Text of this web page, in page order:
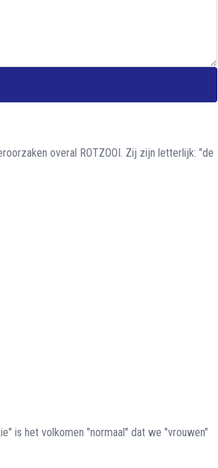
overal ROTZOOI. Zij zijn letterlijk: "de
is het volkomen "normaal" dat we "vrouwen"